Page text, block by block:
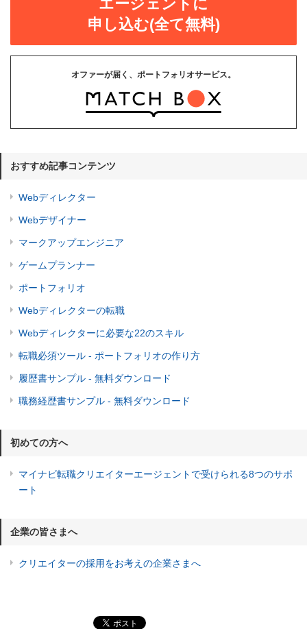
エージェントに
申し込む(全て無料)
オファーが届く、ポートフォリオサービス。
おすすめ記事コンテンツ
Webディレクター
Webデザイナー
マークアップエンジニア
ゲームプランナー
ポートフォリオ
Webディレクターの転職
Webディレクターに必要な22のスキル
転職必須ツール - ポートフォリオの作り方
履歴書サンプル - 無料ダウンロード
職務経歴書サンプル - 無料ダウンロード
初めての方へ
マイナビ転職クリエイターエージェントで受けられる8つのサポ
ート
企業の皆さまへ
クリエイターの採用をお考えの企業さまへ